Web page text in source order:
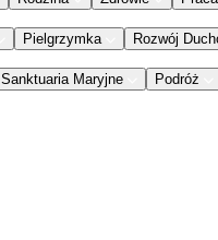
Pielgrzymka Rozwój
Sanktuaria Maryjne Podróż